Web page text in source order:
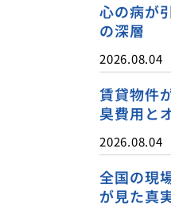
心の病が
の深層
2026.08.04
賃貸物件
臭費用と
2026.08.04
全国の現
が見た真